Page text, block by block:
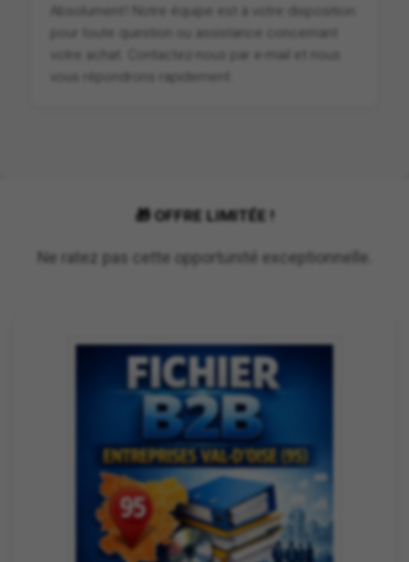
pour toute question ou assistance concernant
votre achat. Contactez-nous par e-mail et nous
vous répondrons rapidement.
🎁 OFFRE LIMITÉE !
Ne ratez pas cette opportunité exceptionnelle.